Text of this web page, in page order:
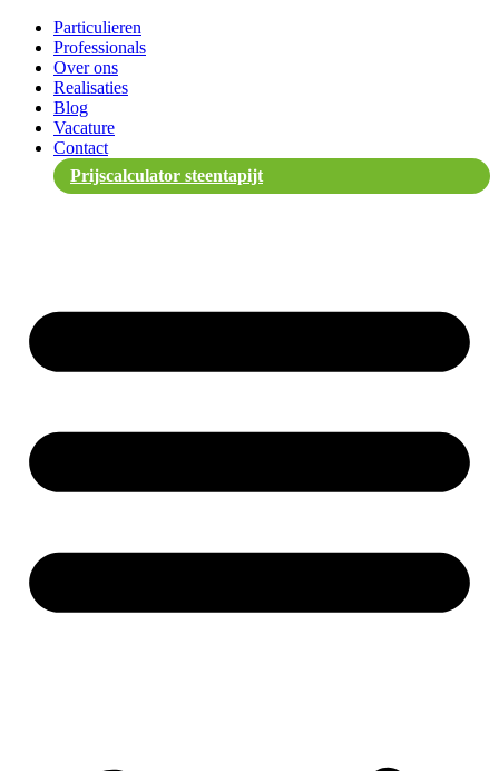
Spring
naar
inhoud
Particulieren
Professionals
Over ons
Realisaties
Blog
Vacature
Contact
Prijscalculator steentapijt